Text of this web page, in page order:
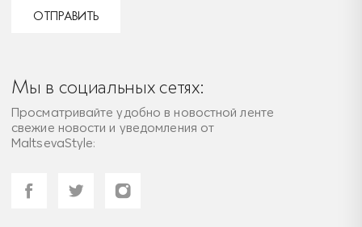
ОТПРАВИТЬ
Мы в социальных сетях:
Просматривайте удобно в новостной ленте
свежие новости и уведомления от
MaltsevaStyle: